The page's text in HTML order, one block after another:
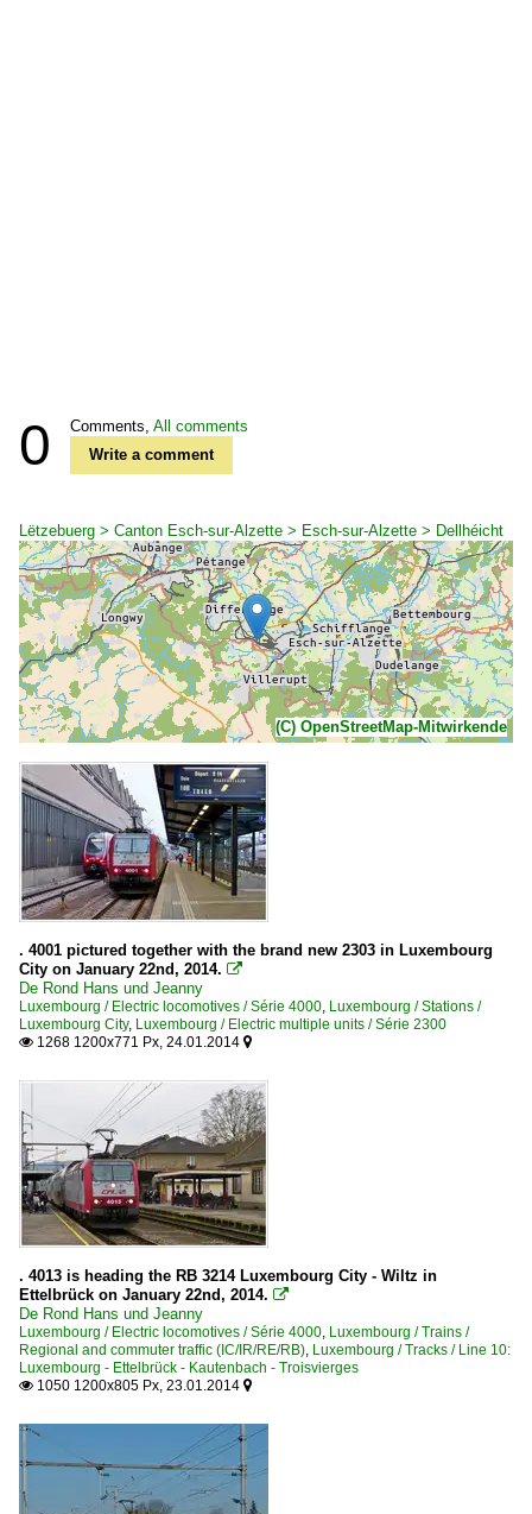
0 Comments, All comments
Write a comment
Lëtzebuerg > Canton Esch-sur-Alzette > Esch-sur-Alzette > Dellhéicht
(C) OpenStreetMap-Mitwirkende
. 4001 pictured together with the brand new 2303 in Luxembourg
City on January 22nd, 2014. 
De Rond Hans und Jeanny
Luxembourg / Electric locomotives / Série 4000 Luxembourg / Stations /
Luxembourg City, Luxembourg / Electric multiple units / Série 2300
 1268 1200x771 Px, 24.01.2014 
. 4013 is heading the RB 3214 Luxembourg City - Wiltz in
Ettelbrück on January 22nd, 2014. 
De Rond Hans und Jeanny
Luxembourg / Electric locomotives / Série 4000 Luxembourg / Trains /
Regional and commuter traffic (IC/IR/RE/RB) Luxembourg / Tracks / Line 10:
Luxembourg - Ettelbrück - Kautenbach - Troisvierges
 1050 1200x805 Px, 23.01.2014 